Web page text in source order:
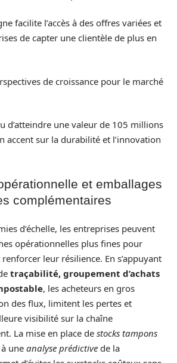
facilite l’accès à des offres variées et
de capter une clientèle de plus en
de croissance pour le marché
d’atteindre une valeur de 105 millions
accent sur la durabilité et l’innovation
et emballages
complémentaires
d’échelle, les entreprises peuvent
opérationnelles plus fines pour
leur résilience. En s’appuyant
traçabilité, groupement d’achats
, les acheteurs en gros
des flux, limitent les pertes et
visibilité sur la chaîne
La mise en place de stocks tampons
une analyse prédictive de la